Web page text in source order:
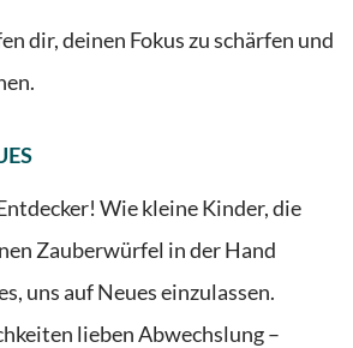
dir, deinen Fokus zu schärfen und
Wie kleine Kinder, die
Zauberwürfel in der Hand
uns auf Neues einzulassen.
lieben Abwechslung –